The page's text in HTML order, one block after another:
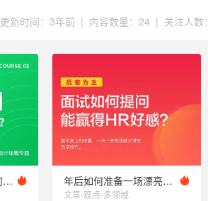
更新时间： 3年前 | 内容数量： 24 | 关注人数：
7000字干货教程丨如何从0到1设计一个求职作品集（资深设计师篇）？ 年后如何准备一场漂亮的面试？
文章-观点-多领域